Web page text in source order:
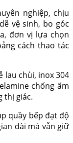
nghiệp, chịu
vệ sinh, bo góc
đơn vị lựa chọn
cách thao tác
lau chùi, inox 304
chống ẩm
thị giác.
quầy bếp đạt độ
dài mà vẫn giữ